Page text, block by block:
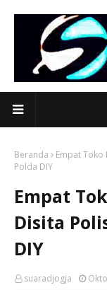
Beranda
Empat Toko
Polda DIY
Empat
Disita
DIY
suaradjogja